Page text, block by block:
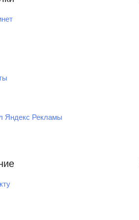
Яндекс Рекламы